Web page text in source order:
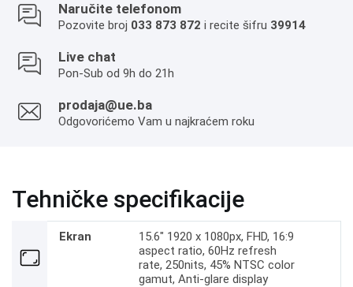
Naručite telefonom
Pozovite broj 033 873 872 i recite šifru 39914
Live chat
Pon-Sub od 9h do 21h
prodaja@ue.ba
Odgovorićemo Vam u najkraćem roku
Tehničke specifikacije
Ekran
15.6" 1920 x 1080px, FHD, 16:9
aspect ratio, 60Hz refresh
rate, 250nits, 45% NTSC color
gamut, Anti-glare display